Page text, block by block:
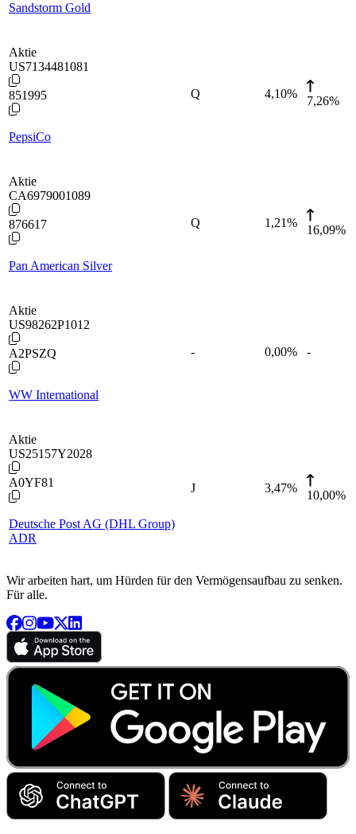
Sandstorm Gold
Aktie
US7134481081
851995
PepsiCo
Q 4,10%
7,26%
Aktie
CA6979001089
876617
Pan American Silver
Q 1,21%
16,09%
Aktie
US98262P1012
A2PSZQ
WW International
- 0,00% -
Aktie
US25157Y2028
A0YF81
Deutsche Post AG (DHL Group)
ADR
J 3,47%
10,00%
Wir arbeiten hart, um Hürden für den Vermögensaufbau zu senken.
Für alle.